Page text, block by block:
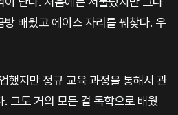
배웠고 에이스 자리를 꿰찾다. 우
했지만 정규 교육 과정을 통해서 관
그도 거의 모든 걸 독학으로 배웠